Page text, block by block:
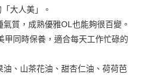
大人美」。
質，成熟優雅OL也能夠很百變。
甲同時保養，適合每天工作忙碌的
、山茶花油、甜杏仁油、荷荷芭